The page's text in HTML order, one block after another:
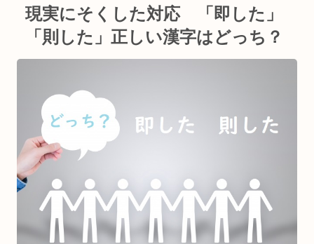
現実にそくした対応 「即した」
「則した」正しい漢字はどっち？